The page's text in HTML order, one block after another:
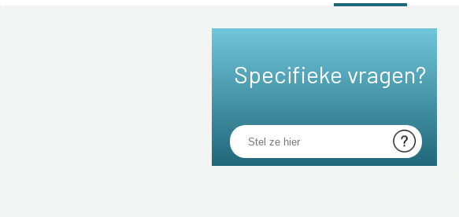
Specifieke vragen?